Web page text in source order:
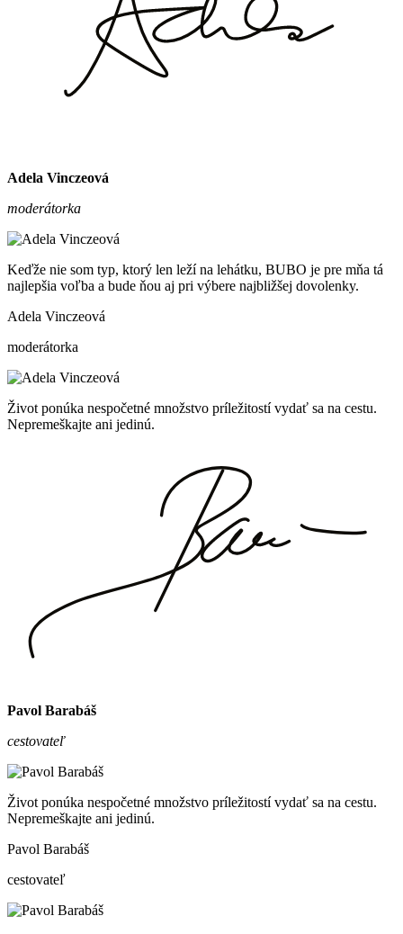
Adela Vinczeová
moderátorka
Keďže nie som typ, ktorý len leží na lehátku, BUBO je pre mňa tá
najlepšia voľba a bude ňou aj pri výbere najbližšej dovolenky.
Adela Vinczeová
moderátorka
Život ponúka nespočetné množstvo príležitostí vydať sa na cestu.
Nepremeškajte ani jedinú.
Pavol Barabáš
cestovateľ
Život ponúka nespočetné množstvo príležitostí vydať sa na cestu.
Nepremeškajte ani jedinú.
Pavol Barabáš
cestovateľ